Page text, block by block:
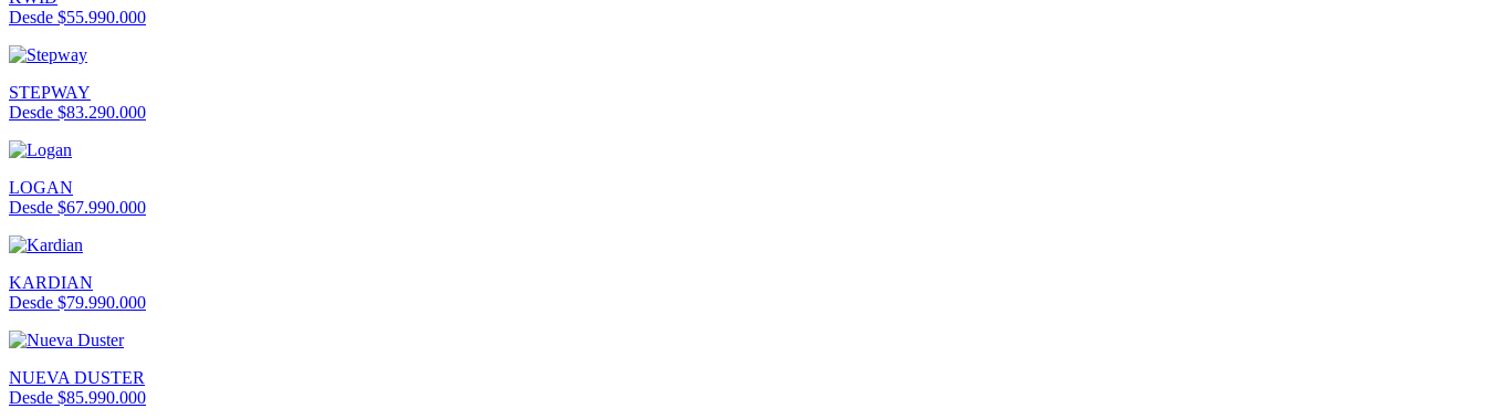
Desde $55.990.000
STEPWAY
Desde $83.290.000
LOGAN
Desde $67.990.000
KARDIAN
Desde $79.990.000
NUEVA DUSTER
Desde $85.990.000